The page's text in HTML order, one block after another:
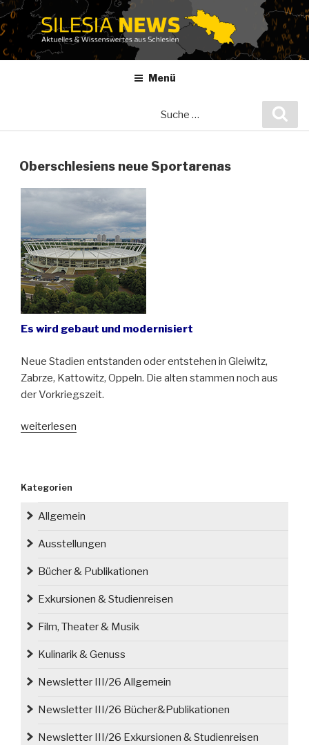
Zum
Inhalt
springen
Menü
Oberschlesiens neue Sportarenas
Es wird gebaut und modernisiert
Neue Stadien entstanden oder entstehen in Gleiwitz,
Zabrze, Kattowitz, Oppeln. Die alten stammen noch aus
der Vorkriegszeit.
„Oberschlesiens
weiterlesen
Kategorien
Allgemein
Ausstellungen
Bücher & Publikationen
Exkursionen & Studienreisen
Film, Theater & Musik
Kulinarik & Genuss
Newsletter III/26 Allgemein
Newsletter III/26 Bücher&Publikationen
Newsletter III/26 Exkursionen & Studienreisen